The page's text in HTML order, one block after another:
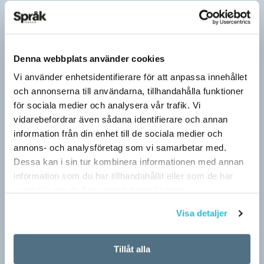
Denna webbplats använder cookies
Vi använder enhetsidentifierare för att anpassa innehållet
och annonserna till användarna, tillhandahålla funktioner
för sociala medier och analysera vår trafik. Vi
vidarebefordrar även sådana identifierare och annan
information från din enhet till de sociala medier och
annons- och analysföretag som vi samarbetar med.
Dessa kan i sin tur kombinera informationen med annan
information som du har tillhandahållit eller som de har
Visa detaljer
Tillåt alla